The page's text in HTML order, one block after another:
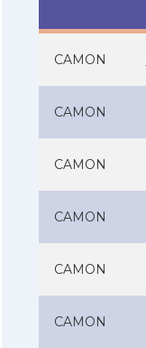
CAMON
CAMON
CAMON
CAMON
CAMON
CAMON